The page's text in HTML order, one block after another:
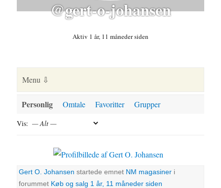
@gert-o-johansen
Aktiv 1 år, 11 måneder siden
Personlig Omtale Favoritter Grupper
Vis:
Gert O. Johansen startede emnet NM magasiner i
forummet Køb og salg 1 år, 11 måneder siden